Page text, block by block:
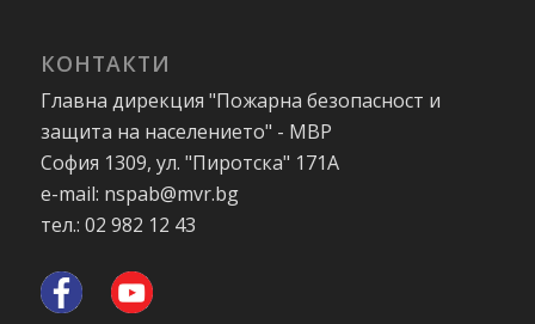
КОНТАКТИ
Главна дирекция "Пожарна безопасност и
защита на населението" - МВР
София 1309, ул. "Пиротска" 171А
e-mail: nspab@mvr.bg
тел.: 02 982 12 43